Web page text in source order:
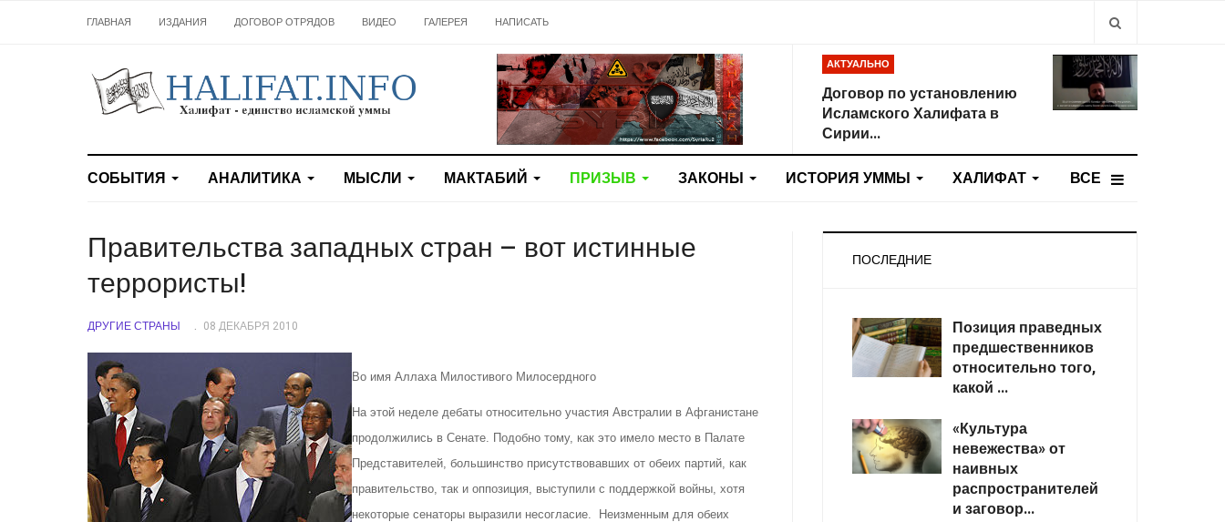
ГЛАВНАЯ ИЗДАНИЯ ДОГОВОР ОТРЯДОВ ВИДЕО ГАЛЕРЕЯ НАПИСАТЬ
Type 2 or
АКТУАЛЬНО
Договор по установлению
Исламского Халифата в
Сирии...
СОБЫТИЯ АНАЛИТИКА МЫСЛИ МАКТАБИЙ ПРИЗЫВ ЗАКОНЫ ИСТОРИЯ УММЫ ВСЕ
ХАЛИФАТ
Правительства западных стран – вот истинные
террористы!
ДРУГИЕ СТРАНЫ 08 ДЕКАБРЯ 2010
Во имя Аллаха Милостивого Милосердного
На этой неделе дебаты относительно участия Австралии в Афганистане
продолжились в Сенате. Подобно тому, как это имело место в Палате
Представителей, большинство присутствовавших от обеих партий, как
правительство, так и оппозиция, выступили с поддержкой войны, хотя
некоторые сенаторы выразили несогласие. Неизменным для обеих
ПОСЛЕДНИЕ
Позиция праведных
предшественников
относительно того,
какой ...
«Культура
невежества» от
наивных
распространителей
и заговор...